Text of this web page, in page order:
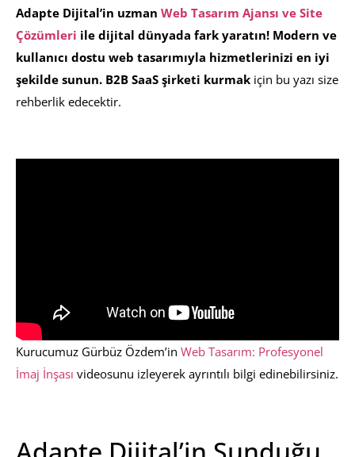
Adapte Dijital’in uzman Web Tasarım Ajansı ve Site
Çözümleri ile dijital dünyada fark yaratın! Modern ve
kullanıcı dostu web tasarımıyla hizmetlerinizi en iyi
şekilde sunun. B2B SaaS şirketi kurmak için bu yazı size
rehberlik edecektir.
Kurucumuz Gürbüz Özdem’in Web Tasarım: Profesyonel
İmaj İnşası videosunu izleyerek ayrıntılı bilgi edinebilirsiniz.